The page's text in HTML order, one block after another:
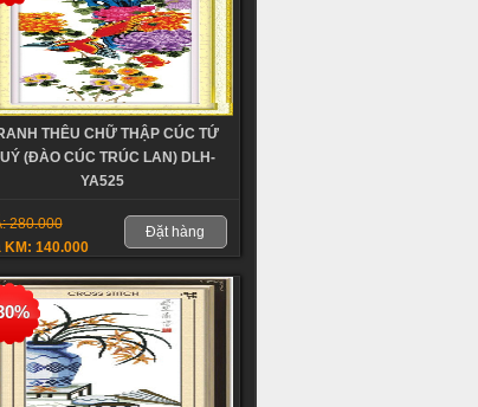
THÊU CHỮ THẬP CÚC TỨ
(ĐÀO CÚC TRÚC LAN) DLH-
YA525
280.000
KM: 140.000
Đặt hàng